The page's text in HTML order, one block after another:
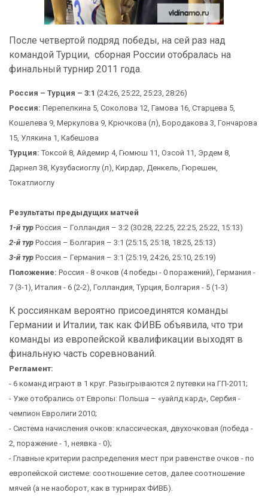
После четвертой подряд победы, на сей раз над
командой Турции, сборная России отобралась на
финальный турнир 2011 года.
Россия – Турция – 3:1 (24:26, 25:22, 25:23, 28:26)
Россия: Перепелкина 5, Соколова 12, Гамова 16, Старцева 5,
Кошелева 9, Меркулова 9, Крючкова (л), Бородакова 3, Гончарова
15, Улякина 1, Кабешова
Турция: Токсой 8, Айдемир 4, Гюмюш 11, Озсой 11, Эрдем 8,
Дарнел 38, Кузубасиоглу (л), Кирдар, Денкель, Гюрешен,
Токатлиоглу
Результаты предыдущих матчей
1-й тур Россия – Голландия – 3:2 (30:28, 22:25, 22:25, 25:22, 15:13)
2-й тур Россия – Болгария – 3:1 (25:15, 25:18, 18:25, 25:13)
3-й тур Россия – Германия – 3:1 (25:19, 24:26, 25:10, 25:19)
Положение: Россия - 8 очков (4 победы - 0 поражений), Германия -
7 (3-1), Италия - 6 (2-2), Голландия, Турция, Болгария - 5 (1-3)
К россиянкам вероятно присоединятся команды
Германии и Италии, так как ФИВБ объявила, что три
команды из европейской квалификации выходят в
финальную часть соревнований.
Регламент:
- 6 команд играют в 1 круг. Разыгрываются 2 путевки на ГП-2011;
- Уже отобрались от Европы: Польша – «уайлд кард», Сербия -
чемпион Евролиги 2010;
- Система начисления очков: классическая, двухочковая (победа -
2, поражение - 1, неявка - 0);
- Главные критерии распределения мест при равенстве очков - по
европейской системе: соотношение сетов, далее соотношение
мячей (а не наоборот, как в турнирах ФИВБ).